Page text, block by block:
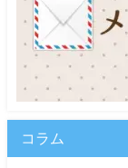
コラム